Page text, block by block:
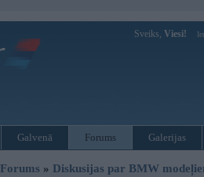
Sveiks, Viesi!
Galvenā Forums Galerijas
Forums » Diskusijas par BMW